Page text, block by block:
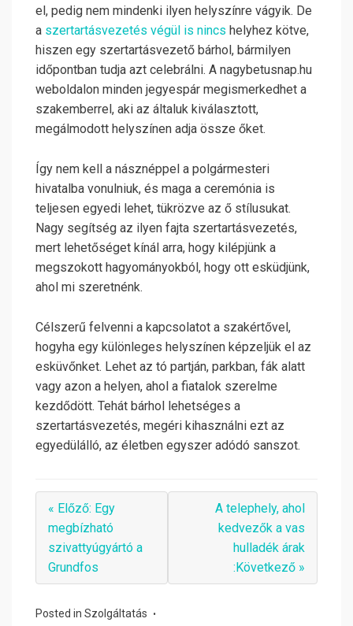
el, pedig nem mindenki ilyen helyszínre vágyik. De
a szertartásvezetés végül is nincs helyhez kötve,
hiszen egy szertartásvezető bárhol, bármilyen
időpontban tudja azt celebrálni. A nagybetusnap.hu
weboldalon minden jegyespár megismerkedhet a
szakemberrel, aki az általuk kiválasztott,
megálmodott helyszínen adja össze őket.
Így nem kell a násznéppel a polgármesteri
hivatalba vonulniuk, és maga a ceremónia is
teljesen egyedi lehet, tükrözve az ő stílusukat.
Nagy segítség az ilyen fajta szertartásvezetés,
mert lehetőséget kínál arra, hogy kilépjünk a
megszokott hagyományokból, hogy ott esküdjünk,
ahol mi szeretnénk.
Célszerű felvenni a kapcsolatot a szakértővel,
hogyha egy különleges helyszínen képzeljük el az
esküvőnket. Lehet az tó partján, parkban, fák alatt
vagy azon a helyen, ahol a fiatalok szerelme
kezdődött. Tehát bárhol lehetséges a
szertartásvezetés, megéri kihasználni ezt az
egyedülálló, az életben egyszer adódó sanszot.
« Előző: Egy
megbízható
szivattyúgyártó a
Grundfos
A telephely, ahol
kedvezők a vas
hulladék árak
:Következő »
Posted in Szolgáltatás